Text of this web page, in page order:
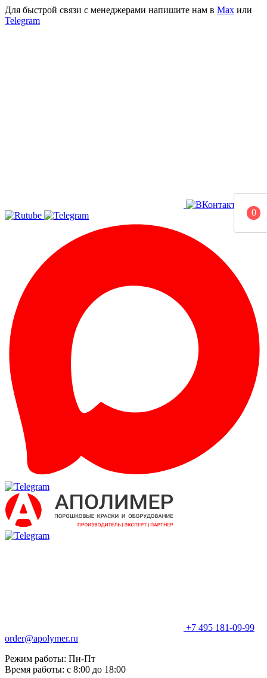
Для быстрой связи с менеджерами напишите нам в Мах или
Telegram
+7 495 181-09-99
order@apolymer.ru
Режим работы: Пн-Пт
Время работы: с 8:00 до 18:00
0